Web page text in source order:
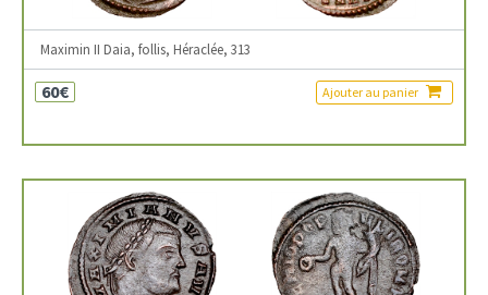
Maximin II Daia, follis, Héraclée, 313
60€ Ajouter au panier